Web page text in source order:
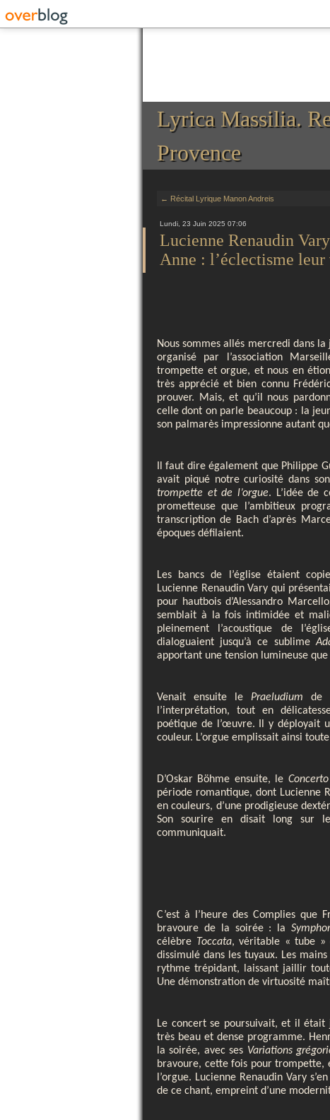
Lyrica Massilia.
Provence
← Récital Lyrique Manon Andreis
Lundi, 23 Juin 2025 07:06
Lucienne Renaudin
Anne : l’éclectisme leur
Nous sommes allés mercredi dans
organisé par l’association
trompette et orgue, et nous en
très apprécié et bien connu
prouver. Mais, et qu’il nous
celle dont on parle beaucoup : la
son palmarès impressionne autant
Il faut dire également que Philippe
avait piqué notre curiosité dans
trompette et de l’orgue. L’idée de
prometteuse que l’ambitieux
transcription de Bach d’après
époques défilaient.
Les bancs de l’église étaient
Lucienne Renaudin Vary qui
pour hautbois d’Alessandro
semblait à la fois intimidée et
pleinement l’acoustique de
dialoguaient jusqu’à ce sublime
apportant une tension lumineuse
Venait ensuite le Praeludium de
l’interprétation, tout en
poétique de l’œuvre. Il y déployait
couleur. L’orgue emplissait ainsi
D’Oskar Böhme ensuite, le
période romantique, dont Lucienne
en couleurs, d’une prodigieuse
Son sourire en disait long sur
communiquait.
C’est à l’heure des Complies que
bravoure de la soirée : la
célèbre Toccata, véritable « tube »
dissimulé dans les tuyaux. Les
rythme trépidant, laissant jaillir
Une démonstration de virtuosité
Le concert se poursuivait, et il était
très beau et dense programme.
la soirée, avec ses Variations
bravoure, cette fois pour trompette,
l’orgue. Lucienne Renaudin Vary
de ce chant, empreint d’une